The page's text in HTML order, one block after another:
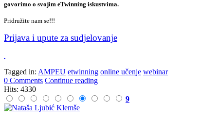
govorimo o svojim eTwinning iskustvima.
Pridružite nam se!!!
Prijava i upute za sudjelovanje
Tagged in: AMPEU etwinning online učenje webinar
0 Comments Continue reading
Hits: 4330
9